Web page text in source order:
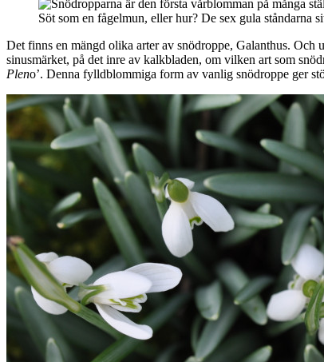
Söt som en fågelmun, eller hur? De sex gula ståndarna
Det finns en mängd olika arter av snödroppe, Galanthus.
sinusmärket, på det inre av kalkbladen, om vilken art som
Pleno’. Denna fylldblommiga form av vanlig snödroppe ger